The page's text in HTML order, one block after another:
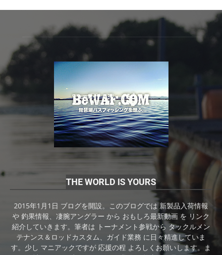
THE WORLD IS YOURS
2015年1月1日 ブログを開設。このブログでは 新製品入荷情報
や 釣果情報、凄腕アングラー から おもしろ最新動画 を リンク
紹介していきます。筆者は トーナメント参戦から タックルメン
テナンス＆ロッドカスタム、ガイド業務 に日々精進していま
す。少し マニアックですが 応援の程 よろしくお願いします。ま